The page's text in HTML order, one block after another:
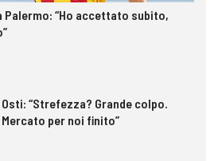
Palermo: “Ho accettato subito,
Osti: “Strefezza? Grande colpo.
Mercato per noi finito”